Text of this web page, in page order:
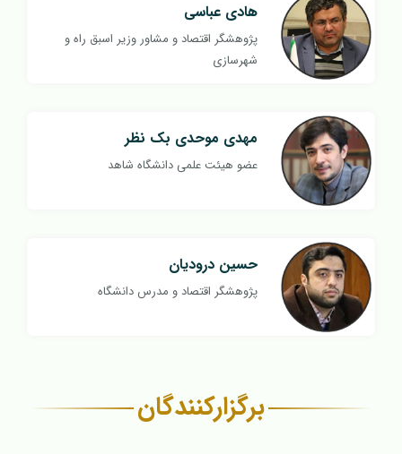
هادی عباسی
پژوهشگر اقتصاد و مشاور وزیر اسبق راه و
شهرسازی
مهدی موحدی بک نظر
عضو هیئت علمی دانشگاه شاهد
حسین درودیان
پژوهشگر اقتصاد و مدرس دانشگاه
برگزار‌کنندگان